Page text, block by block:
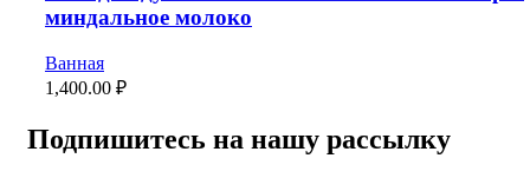
миндальное молоко
Ванная
1,400.00 ₽
Подпишитесь на нашу рассылку